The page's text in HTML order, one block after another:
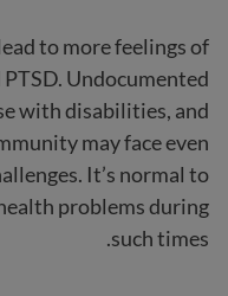
to more feelings of
Undocumented
with disabilities, and
may face even
It’s normal to
problems during
such times.